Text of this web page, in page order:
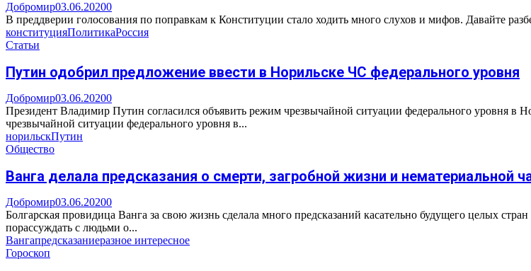
Добромир03.06.20200
В преддверии голосования по поправкам к Конституции стало ходить много слухов и мифов. Давайте
конституцияПолитикаРоссия
Статьи
Путин одобрил предложение ввести в Норильске ЧС федерального уровня
Добромир03.06.20200
Президент Владимир Путин согласился объявить режим чрезвычайной ситуации федерального уровня
чрезвычайной ситуации федерального уровня в...
норильскПутин
Общество
Ванга делала предсказания о смерти, загробной жизни и нематериальной
Добромир03.06.20200
Болгарская провидица Ванга за свою жизнь сделала много предсказаний касательно будущего целых
порассуждать с людьми о...
Вангапредсказаниеразное интересное
Гороскоп